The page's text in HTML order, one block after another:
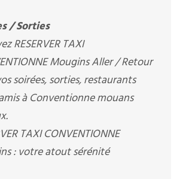
/ Sorties
RESERVER TAXI
Mougins Aller / Retour
soirées, sorties, restaurants
à Conventionne mouans
TAXI CONVENTIONNE
: votre atout sérénité